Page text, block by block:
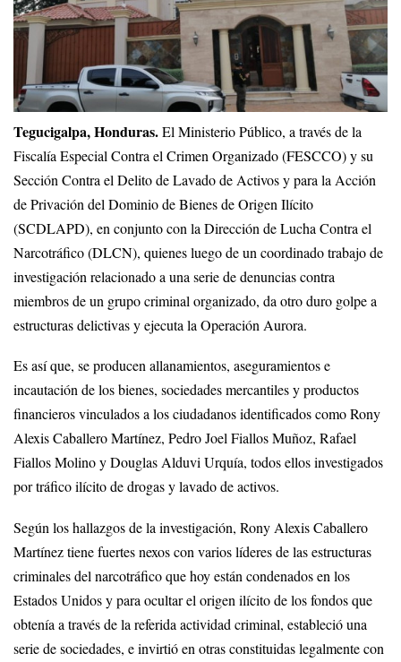
Tegucigalpa, Honduras.El Ministerio Público, a través de la
Fiscalía Especial Contra el Crimen Organizado (FESCCO) y su
Sección Contra el Delito de Lavado de Activos y para la Acción
de Privación del Dominio de Bienes de Origen Ilícito
(SCDLAPD), en conjunto con la Dirección de Lucha Contra el
Narcotráfico (DLCN), quienes luego de un coordinado trabajo de
investigación relacionado a una serie de denuncias contra
miembros de un grupo criminal organizado, da otro duro golpe a
estructuras delictivas y ejecuta la Operación Aurora.
Es así que, se producen allanamientos, aseguramientos e
incautación de los bienes, sociedades mercantiles y productos
financieros vinculados a los ciudadanos identificados como Rony
Alexis Caballero Martínez, Pedro Joel Fiallos Muñoz, Rafael
Fiallos Molino y Douglas Alduvi Urquía, todos ellos investigados
por tráfico ilícito de drogas y lavado de activos.
Según los hallazgos de la investigación, Rony Alexis Caballero
Martínez tiene fuertes nexos con varios líderes de las estructuras
criminales del narcotráfico que hoy están condenados en los
Estados Unidos y para ocultar el origen ilícito de los fondos que
obtenía a través de la referida actividad criminal, estableció una
serie de sociedades, e invirtió en otras constituidas legalmente con